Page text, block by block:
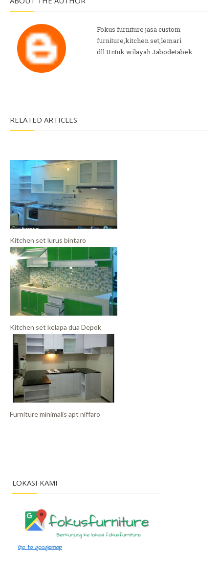
Fokus furniture jasa custom
furniture,kitchen set,lemari
dll.Untuk wilayah Jabodetabek
RELATED ARTICLES
Kitchen set lurus bintaro
Kitchen set kelapa dua Depok
Furniture minimalis apt niffaro
LOKASI KAMI